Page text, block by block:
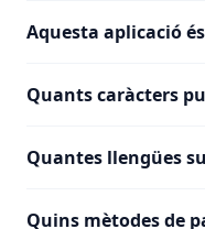
Aquesta aplicació
Quants caràcters
Quantes llengües
Quins mètodes de